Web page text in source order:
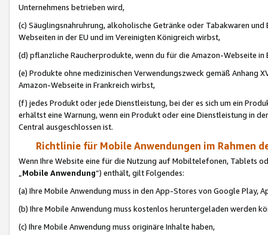
Unternehmens betrieben wird,
(c) Säuglingsnahruhrung, alkoholische Getränke oder Tabakwaren
Webseiten in der EU und im Vereinigten Königreich wirbst,
(d) pflanzliche Raucherprodukte, wenn du für die Amazon-Webseite in
(e) Produkte ohne medizinischen Verwendungszweck gemäß Anhang
Amazon-Webseite in Frankreich wirbst,
(f) jedes Produkt oder jede Dienstleistung, bei der es sich um ein
erhältst eine Warnung, wenn ein Produkt oder eine Dienstleistung in
Central ausgeschlossen ist.
Richtlinie für Mobile Anwendungen im Rahmen
Wenn Ihre Website eine für die Nutzung auf Mobiltelefonen, Tablets
„Mobile Anwendung“) enthält, gilt Folgendes:
(a) Ihre Mobile Anwendung muss in den App-Stores von Google Play,
(b) Ihre Mobile Anwendung muss kostenlos heruntergeladen werden
(c) Ihre Mobile Anwendung muss originäre Inhalte haben,